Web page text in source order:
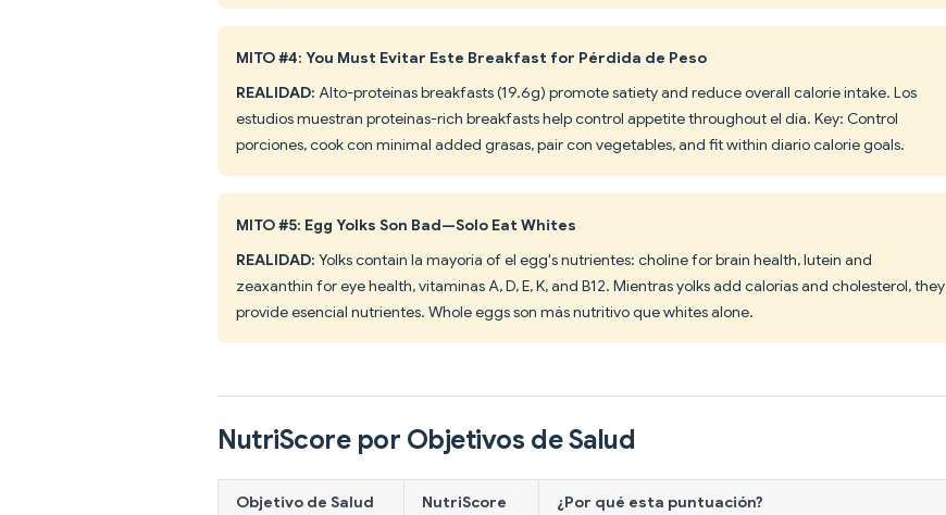
MITO #4: You Must Evitar Este Breakfast for Pérdida de Peso
REALIDAD: Alto-proteínas breakfasts (19.6g) promote satiety and reduce overall calorie intake. Los
estudios muestran proteínas-rich breakfasts help control appetite throughout el día. Key: Control
porciones, cook con minimal added grasas, pair con vegetables, and fit within diario calorie goals.
MITO #5: Egg Yolks Son Bad—Solo Eat Whites
REALIDAD: Yolks contain la mayoría of el egg's nutrientes: choline for brain health, lutein and
zeaxanthin for eye health, vitaminas A, D, E, K, and B12. Mientras yolks add calorías and cholesterol, they
provide esencial nutrientes. Whole eggs son más nutritivo que whites alone.
NutriScore por Objetivos de Salud
Objetivo de Salud NutriScore ¿Por qué esta puntuación?